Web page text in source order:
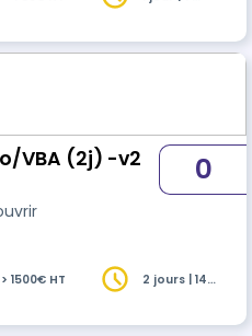
VBA (2j) -v2 0
> 1500€ HT
2 jours | 14